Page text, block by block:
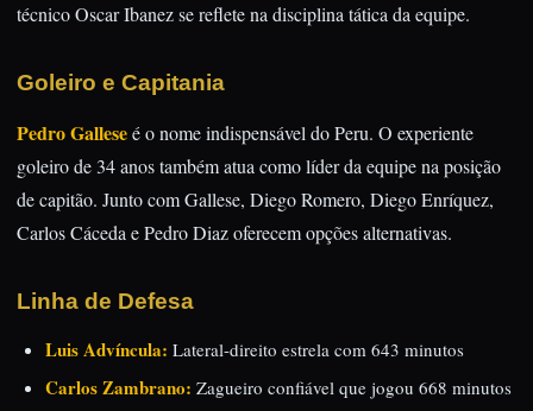
técnico Oscar Ibanez se reflete na disciplina tática da equipe.
Goleiro e Capitania
Pedro Galleseé o nome indispensável do Peru. O experiente
goleiro de 34 anos também atua como líder da equipe na posição
de capitão. Junto com Gallese, Diego Romero, Diego Enríquez,
Carlos Cáceda e Pedro Diaz oferecem opções alternativas.
Linha de Defesa
Luis Advíncula: Lateral-direito estrela com 643 minutos
Carlos Zambrano: Zagueiro confiável que jogou 668 minutos